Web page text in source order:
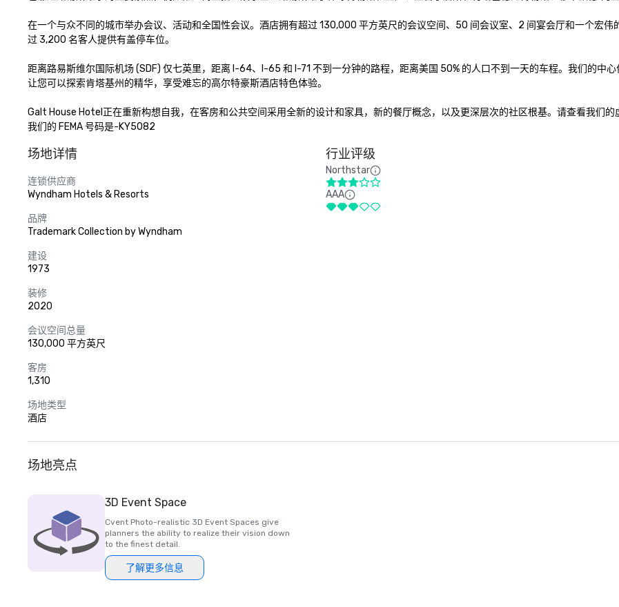
在一个与众不同的城市举办会议、活动和全国性会议。酒店拥有超过 130,000 平方英尺的会议空间、50 间会议室、2 间宴会厅和一个宏
过 3,200 名客人提供有盖停车位。
距离路易斯维尔国际机场 (SDF) 仅七英里，距离 I-64、I-65 和 I-71 不到一分钟的路程，距离美国 50% 的人口不到一天的车程。我们的中
让您可以探索肯塔基州的精华，享受难忘的高尔特豪斯酒店特色体验。
Galt House Hotel正在重新构想自我，在客房和公共空间采用全新的设计和家具，新的餐厅概念，以及更深层次的社区根基。请查看我们的
我们的 FEMA 号码是-KY5082
场地详情
连锁供应商
Wyndham Hotels & Resorts
品牌
Trademark Collection by Wyndham
建设
1973
装修
2020
会议空间总量
130,000 平方英尺
客房
1,310
场地类型
酒店
行业评级
Northstar
AAA
场地亮点
3D Event Space
Cvent Photo-realistic 3D Event Spaces give
planners the ability to realize their vision down
to the finest detail.
了解更多信息